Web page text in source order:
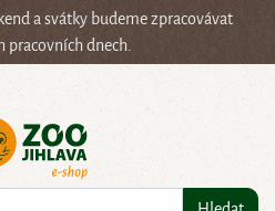
a svátky budeme zpracovávat
pracovních dnech.